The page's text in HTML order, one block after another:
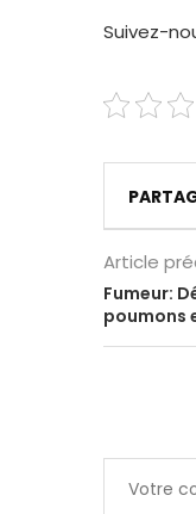
Suivez-
Article
Fumeur:
poumons